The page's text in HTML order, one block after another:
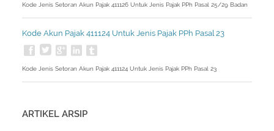
Kode Jenis Setoran Akun Pajak 411126 Untuk Jenis Pajak PPh Pasal 25/29 Badan
Kode Akun Pajak 411124 Untuk Jenis Pajak PPh Pasal 23
Kode Jenis Setoran Akun Pajak 411124 Untuk Jenis Pajak PPh Pasal 23
ARTIKEL ARSIP